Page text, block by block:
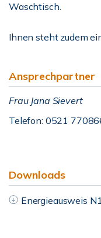
Waschtisch.
Ihnen steht zudem
Ansprechpartner
Frau Jana Sievert
Telefon: 0521
Downloads
Energieausweis